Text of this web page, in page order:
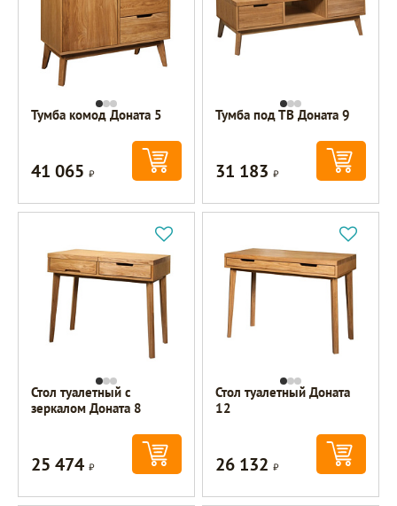
Тумба комод Доната 5
41 065Р
Тумба под ТВ Доната 9
31 183Р
Стол туалетный с
зеркалом Доната 8
25 474Р
Стол туалетный Доната
12
26 132Р